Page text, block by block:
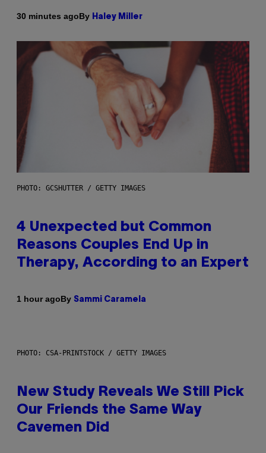
30 minutes agoBy Haley Miller
PHOTO: GCSHUTTER / GETTY IMAGES
4 Unexpected but Common
Reasons Couples End Up in
Therapy, According to an Expert
1 hour agoBy Sammi Caramela
PHOTO: CSA-PRINTSTOCK / GETTY IMAGES
New Study Reveals We Still Pick
Our Friends the Same Way
Cavemen Did